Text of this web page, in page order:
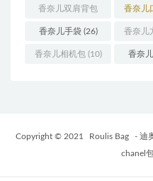
(11)
香奈儿双肩背包
(13)
香奈儿
香奈儿手袋(26) 香奈儿
香奈儿相机包(10) 香奈
Copyright © 2021 Roulis Bag - 迪
chanel